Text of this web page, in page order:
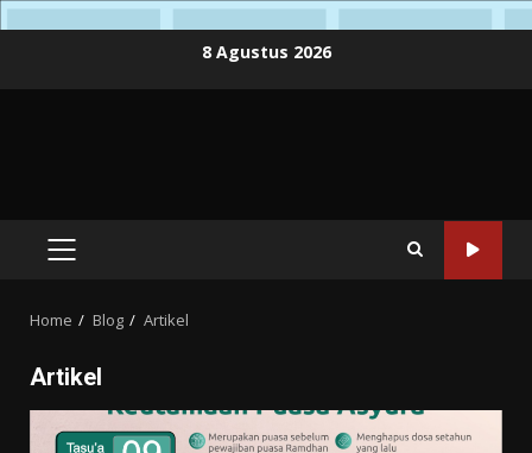
8 Agustus 2026
PRIMARY
Home Blog Artikel
Artikel